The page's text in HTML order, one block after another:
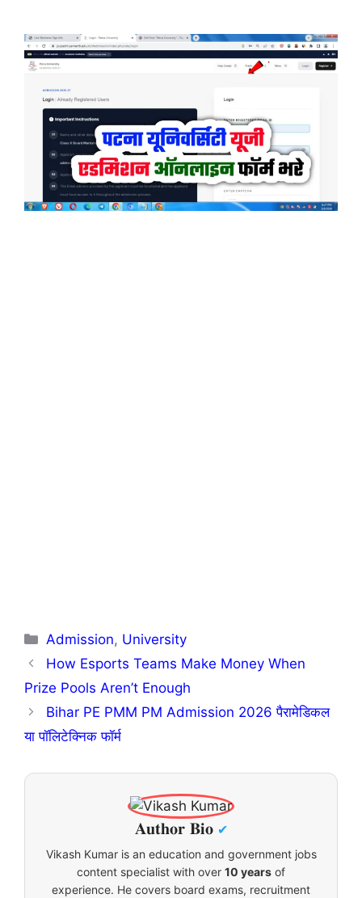
Categories
Admission, University
How Esports Teams Make Money When
Prize Pools Aren’t Enough
Bihar PE PMM PM Admission 2026 पैरामेडिकल
या पॉलिटेक्निक फॉर्म
𝐀𝐮𝐭𝐡𝐨𝐫 𝐁𝐢𝐨 ✔
Vikash Kumar is an education and government jobs
content specialist with over 10 years of
experience. He covers board exams, recruitment